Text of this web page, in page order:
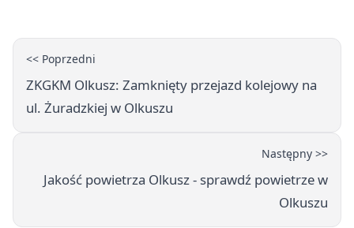
<< Poprzedni
ZKGKM Olkusz: Zamknięty przejazd kolejowy na
ul. Żuradzkiej w Olkuszu
Następny >>
Jakość powietrza Olkusz - sprawdź powietrze w
Olkuszu